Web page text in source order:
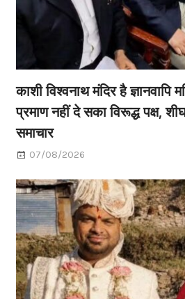
काशी विश्वनाथ मंदिर है ज्ञानवापि
प्रमाण नहीं दे सका विरूद्ध पक्ष,
समाचार
07/08/2026